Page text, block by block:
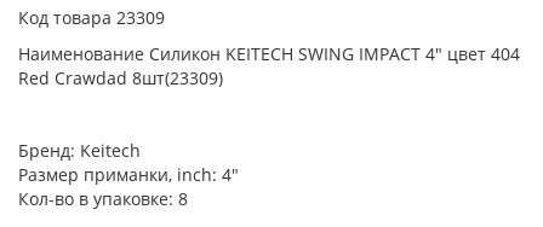
Код товара 23309
Наименование Силикон KEITECH SWING IMPACT 4" цвет 404
Red Crawdad 8шт(23309)
Бренд: Keitech
Размер приманки, inch: 4"
Кол-во в упаковке: 8